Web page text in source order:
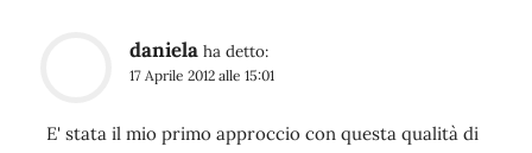
daniela ha detto:
17 Aprile 2012 alle 15:01
E' stata il mio primo approccio con questa qualità di